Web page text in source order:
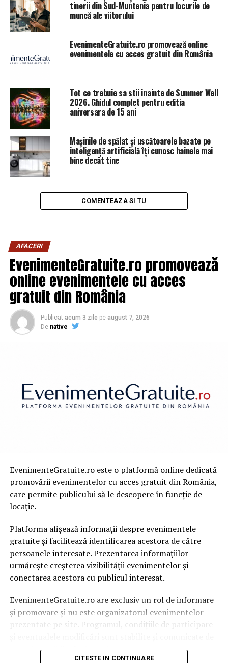
ARTICOLE PE ACEIASI TEMA: PRIMA
Blocaj în Poiana Brașov! Primăria Brașov, sfaturi șocante
pentru turiști. Cum au rezolvat autoritățile problema
aglomerației / Comisarul de Prahova
NU RATATI
Veşti proaste pentru economia României în 2019.
Dezastrul este iminent / Comisarul de Prahova –
Comisarul de Prahova
tinerii din Sud-Muntenia pentru locurile de
muncă ale viitorului
EvenimenteGratuite.ro promovează online
evenimentele cu acces gratuit din România
Tot ce trebuie sa stii inainte de Summer Well
2026. Ghidul complet pentru editia
aniversara de 15 ani
Mașinile de spălat și uscătoarele bazate pe
inteligență artificială îți cunosc hainele mai
bine decât tine
COMENTEAZA SI TU
AFACERI
EvenimenteGratuite.ro promovează
online evenimentele cu acces
gratuit din România
Publicat acum 3 zile pe august 7, 2026
De native
EvenimenteGratuite.ro este o platformă online dedicată
promovării evenimentelor cu acces gratuit din România,
care permite publicului să le descopere în funcție de
locație.
Platforma afișează informații despre evenimentele
gratuite și facilitează identificarea acestora de către
persoanele interesate. Prezentarea informațiilor
urmărește creșterea vizibilității evenimentelor și
conectarea acestora cu publicul interesat.
EvenimenteGratuite.ro are exclusiv un rol de informare
și promovare și nu este organizatorul evenimentelor
prezentate pe site. Programul, condițiile de participare
organizatorii fiecărui eveniment.
CITESTE IN CONTINUARE